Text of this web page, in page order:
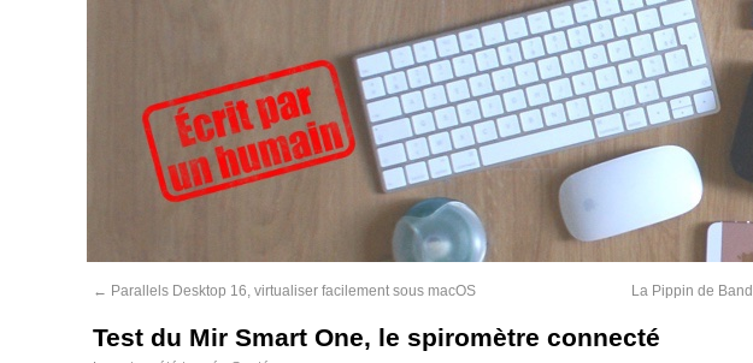
← Parallels Desktop 16, virtualiser facilement sous macOS La Pippin de
Test du Mir Smart One, le spiromètre connecté